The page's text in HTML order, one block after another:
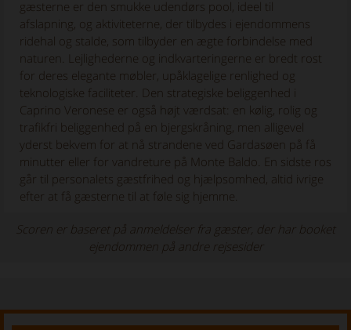
gæsterne er den smukke udendørs pool, ideel til
afslapning, og aktiviteterne, der tilbydes i ejendommens
ridehal og stalde, som tilbyder en ægte forbindelse med
naturen. Lejlighederne og indkvarteringerne er bredt rost
for deres elegante møbler, upåklagelige renlighed og
teknologiske faciliteter. Den strategiske beliggenhed i
Caprino Veronese er også højt værdsat: en kølig, rolig og
trafikfri beliggenhed på en bjergskråning, men alligevel
yderst bekvem for at nå strandene ved Gardasøen på få
minutter eller for vandreture på Monte Baldo. En sidste ros
går til personalets gæstfrihed og hjælpsomhed, altid ivrige
efter at få gæsterne til at føle sig hjemme.
Scoren er baseret på anmeldelser fra gæster, der har booket
ejendommen på andre rejsesider